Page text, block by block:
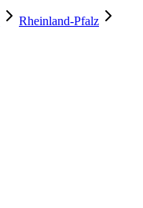
Rheinland-Pfalz